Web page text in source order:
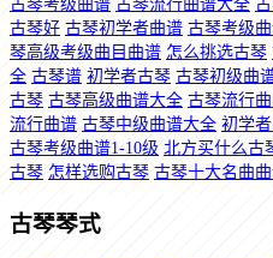
古琴考级曲谱 古琴流行曲谱大全
古琴好 古琴初学者曲谱 古琴考级
琴高级考级曲目曲谱 怎么挑选古琴
全 古琴谱 初学者古琴 古琴初级曲
古琴 古琴高级曲谱大全 古琴流行
流行曲谱 古琴中级曲谱大全 初学
古琴考级曲谱1-10级 北方买什么古
古琴 怎样选购古琴 古琴十大名曲
古琴琴式